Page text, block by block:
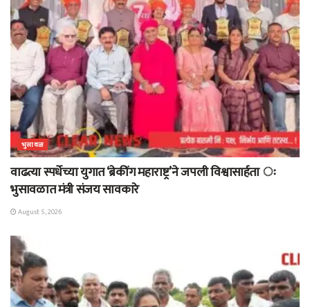
भुसावळ
वाढत्या स्पर्धेच्या युगात ‘ब्रेकींग महाराष्ट्र’ने जपली विश्वासार्हता ः
भुसावळात मंत्री संजय सावकारे
August 5, 2026